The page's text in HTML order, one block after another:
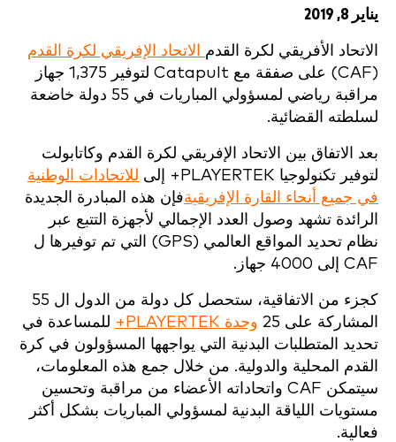
يناير 8, 2019
الاتحاد الأفريقي لكرة القدم
الاتحاد الإفريقي لكرة القدم
(CAF) على صفقة مع Catapult لتوفير 1,375 جهاز
مراقبة رياضي لمسؤولي المباريات في 55 دولة خاضعة
لسلطته القضائية.
بعد الاتفاق بين الاتحاد الإفريقي لكرة القدم وكاتابولت
لتوفير تكنولوجيا PLAYERTEK+ إلى
للاتحادات الوطنية
في جميع أنحاء القارة الإفريقيةفإن هذه المبادرة الجديدة
الرائدة تشهد وصول العدد الإجمالي لأجهزة التتبع عبر
نظام تحديد المواقع العالمي (GPS) التي تم توفيرها ل
CAF إلى 4000 جهاز.
كجزء من الاتفاقية، ستحصل كل دولة من الدول ال 55
المشاركة على 25
وحدة PLAYERTEK+
للمساعدة في
تحديد المتطلبات البدنية التي يواجهها المسؤولون في كرة
القدم المحلية والدولية. من خلال جمع هذه المعلومات،
سيتمكن CAF واتحاداته الأعضاء من مراقبة وتحسين
مستويات اللياقة البدنية لمسؤولي المباريات بشكل أكثر
فعالية.